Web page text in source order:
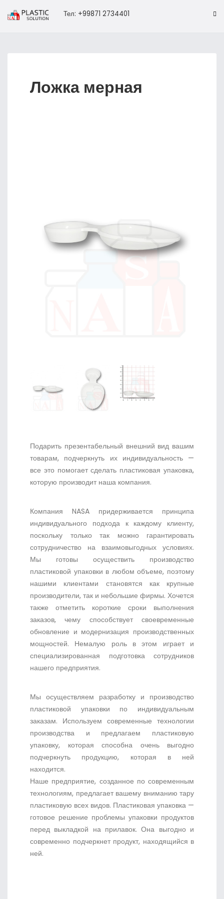
Тел: +99871 2734401
Ложка мерная
Подарить презентабельный внешний вид вашим
товарам, подчеркнуть их индивидуальность —
все это помогает сделать пластиковая упаковка,
которую производит наша компания.
Компания NASA придерживается принципа
индивидуального подхода к каждому клиенту,
поскольку только так можно гарантировать
сотрудничество на взаимовыгодных условиях.
Мы готовы осуществить производство
пластиковой упаковки в любом объеме, поэтому
нашими клиентами становятся как крупные
производители, так и небольшие фирмы. Хочется
также отметить короткие сроки выполнения
заказов, чему способствует своевременные
обновление и модернизация производственных
мощностей. Немалую роль в этом играет и
специализированная подготовка сотрудников
нашего предприятия.
Мы осуществляем разработку и производство
пластиковой упаковки по индивидуальным
заказам. Используем современные технологии
производства и предлагаем пластиковую
упаковку, которая способна очень выгодно
подчеркнуть продукцию, которая в ней
находится.
Наше предприятие, созданное по современным
технологиям, предлагает вашему вниманию тару
пластиковую всех видов. Пластиковая упаковка —
готовое решение проблемы упаковки продуктов
перед выкладкой на прилавок. Она выгодно и
современно подчеркнет продукт, находящийся в
ней.